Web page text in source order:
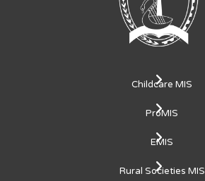
Childcare MIS
ProMIS
EMIS
Rural Societies MIS